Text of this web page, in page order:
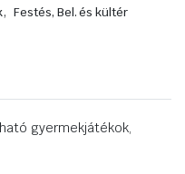
, Festés, Bel. és kültér
gyermekjátékok,